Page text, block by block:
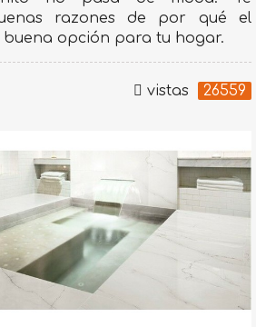
razones de por qué el
buena opción para tu hogar.
vistas 26559